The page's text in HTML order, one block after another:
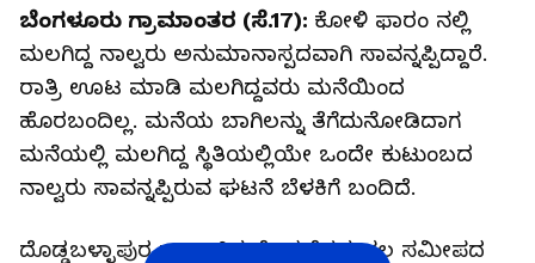
ಬೆಂಗಳೂರು ಗ್ರಾಮಾಂತರ (ಸೆ.17): ಕೋಳಿ ಫಾರಂ‌ ನಲ್ಲಿ
ಮಲಗಿದ್ದ ನಾಲ್ವರು ಅನುಮಾನಾಸ್ಪದವಾಗಿ ಸಾವನ್ನಪ್ಪಿದ್ದಾರೆ.
ರಾತ್ರಿ ಊಟ ಮಾಡಿ ಮಲಗಿದ್ದವರು ಮನೆಯಿಂದ
ಹೊರಬಂದಿಲ್ಲ. ಮನೆಯ ಬಾಗಿಲನ್ನು ತೆಗೆದುನೋಡಿದಾಗ
ಮನೆಯಲ್ಲಿ ಮಲಗಿದ್ದ ಸ್ಥಿತಿಯಲ್ಲಿಯೇ ಒಂದೇ ಕುಟುಂಬದ
ನಾಲ್ವರು ಸಾವನ್ನಪ್ಪಿರುವ ಘಟನೆ ಬೆಳಕಿಗೆ ಬಂದಿದೆ.
ದೊಡ್ಡಬಳ್ಳಾಪುರ ತಾಲೂಕಿನ ದೊಡ್ಡಬೆಳವಂಗಲ ಸಮೀಪದ